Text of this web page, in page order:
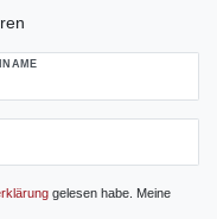
gelesen habe. Meine